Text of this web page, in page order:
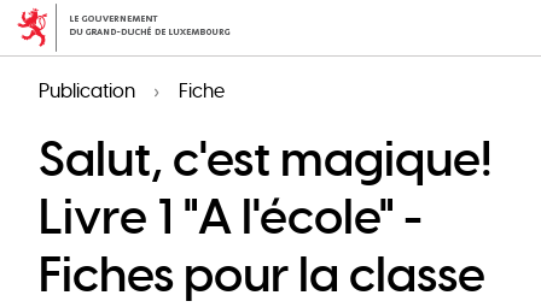
Aller
au
principal
Publication Fiche
Salut, c'est magique!
Livre 1 "A l'école" -
Fiches pour la classe